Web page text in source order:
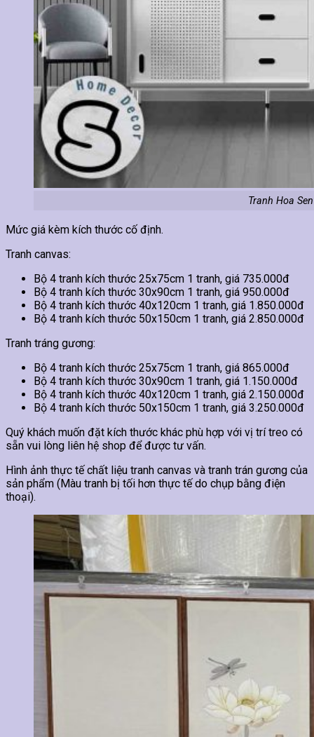
Tranh Hoa
Mức giá kèm kích thước cố định.
Tranh canvas:
Bộ 4 tranh kích thước 25x75cm 1 tranh, giá 735.000đ
Bộ 4 tranh kích thước 30x90cm 1 tranh, giá 950.000đ
Bộ 4 tranh kích thước 40x120cm 1 tranh, giá 1.850.000đ
Bộ 4 tranh kích thước 50x150cm 1 tranh, giá 2.850.000đ
Tranh tráng gương:
Bộ 4 tranh kích thước 25x75cm 1 tranh, giá 865.000đ
Bộ 4 tranh kích thước 30x90cm 1 tranh, giá 1.150.000đ
Bộ 4 tranh kích thước 40x120cm 1 tranh, giá 2.150.000đ
Bộ 4 tranh kích thước 50x150cm 1 tranh, giá 3.250.000đ
Quý khách muốn đặt kích thước khác phù hợp với vị trí treo có
sẵn vui lòng liên hệ shop để được tư vấn.
Hình ảnh thực tế chất liệu tranh canvas và tranh trán gương của
sản phẩm (Màu tranh bị tối hơn thực tế do chụp bằng điện
thoại).